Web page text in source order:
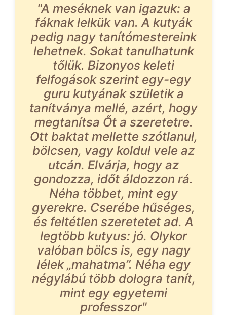
"A meséknek van igazuk: a
fáknak lelkük van. A kutyák
pedig nagy tanítómestereink
lehetnek. Sokat tanulhatunk
tőlük. Bizonyos keleti
felfogások szerint egy-egy
guru kutyának születik a
tanítványa mellé, azért, hogy
megtanítsa Őt a szeretetre.
Ott baktat mellette szótlanul,
bölcsen, vagy koldul vele az
utcán. Elvárja, hogy az
gondozza, időt áldozzon rá.
Néha többet, mint egy
gyerekre. Cserébe hűséges,
és feltétlen szeretetet ad. A
legtöbb kutyus: jó. Olykor
valóban bölcs is, egy nagy
lélek „mahatma”. Néha egy
négylábú több dologra tanít,
mint egy egyetemi
professzor"